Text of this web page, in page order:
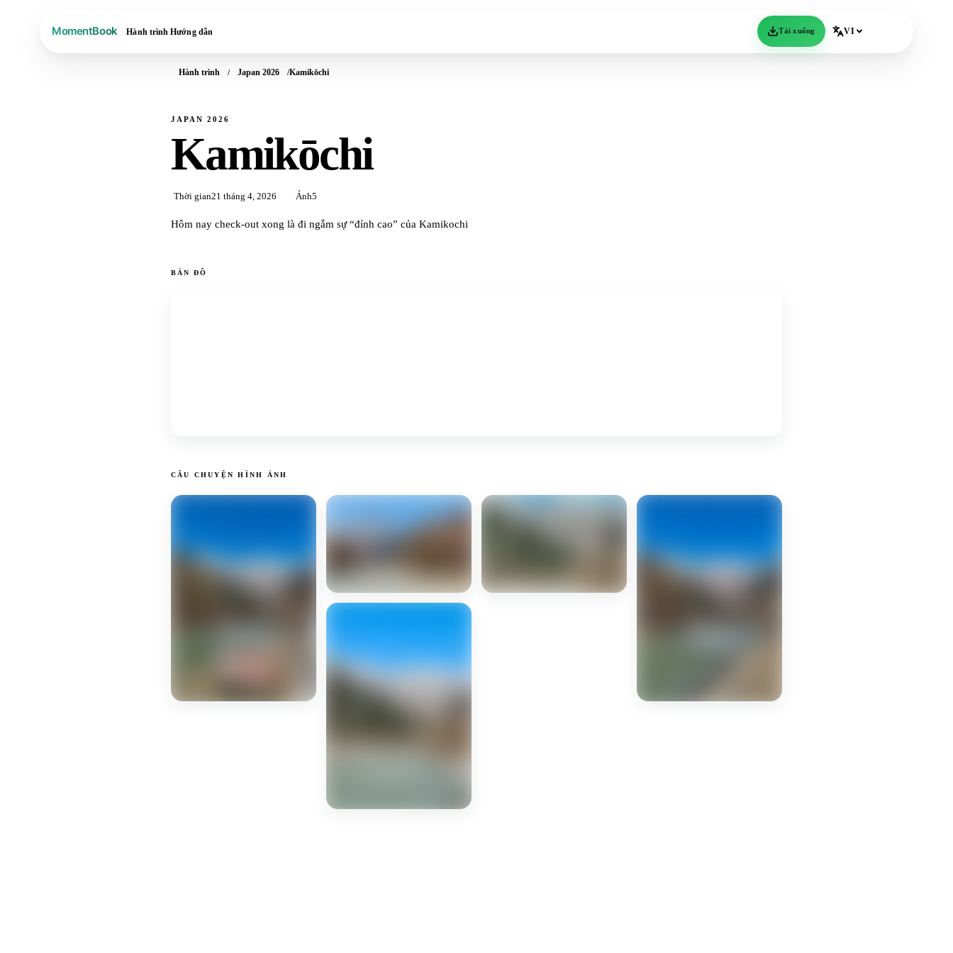
Hành trình Hướng dẫn Tải xuống VI
Hành trình Japan 2026 Kamikōchi
JAPAN 2026
Kamikōchi
Thời gian21 tháng 4, 2026 Ảnh5
Hôm nay check-out xong là đi ngắm sự “đỉnh cao” của Kamikochi
BẢN ĐỒ
CÂU CHUYỆN HÌNH ẢNH